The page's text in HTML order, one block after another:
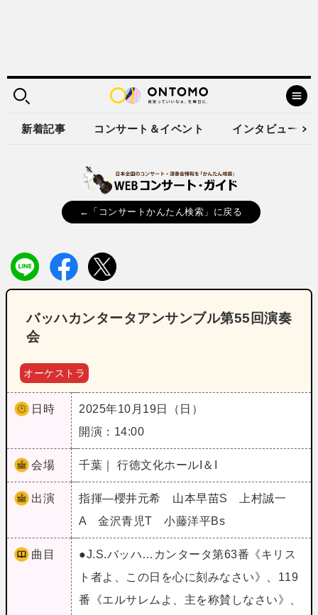
新着記事 コンサート＆イベント インタビュー
←「コンサートかんたん検索」に戻る
バッハカンタータアンサンブル第55回演奏
会
オーケストラ
日時
2025年10月19日（日）
開演：14:00
会場 千葉｜ 行徳文化ホールI＆I
出演
指揮―櫻井元希 山本早苗S 上村誠一
A 金沢青児T 小藤洋平Bs
曲目
●J.S.バッハ…カンタータ第63番《キリス
ト者よ、この日を心に刻みなさい》、119
番《エルサレムよ、主を称賛しなさい》、